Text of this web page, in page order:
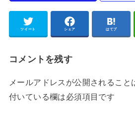
ツイート シェア はてブ
コメントを残す
メールアドレスが公開されること
付いている欄は必須項目です